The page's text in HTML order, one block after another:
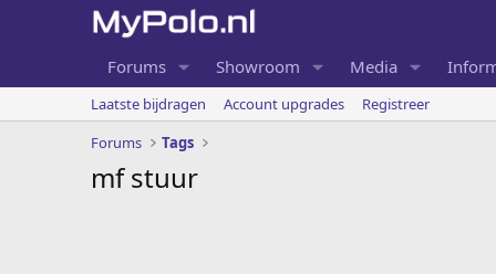
Forums Showroom Media
Laatste bijdragen Account upgrades
Registreer
Forums
Tags
mf stuur